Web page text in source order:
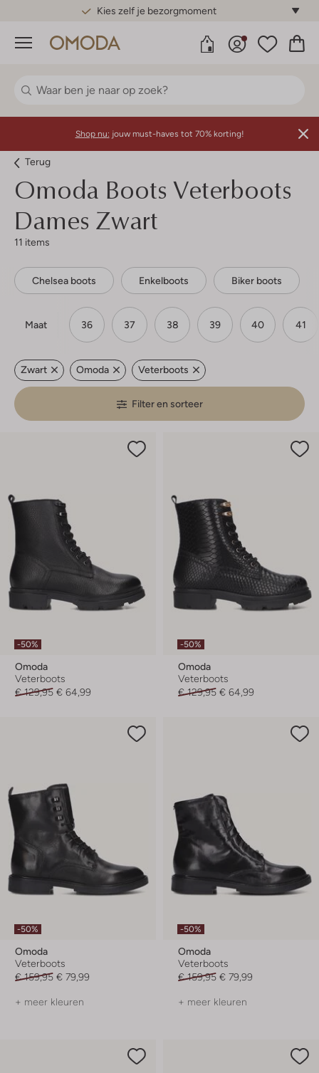
Kies zelf je bezorgmoment
Menu
Shop nu: jouw must-haves tot 70% korting!
Terug
Omoda Boots Veterboots
Dames Zwart
11 items
Chelsea boots Enkelboots Biker boots
Maat 36 37 38 39 40 41
Zwart Omoda Veterboots
Filter en sorteer
-50%
Omoda
Veterboots
€ 129,95 € 64,99
-50%
Omoda
Veterboots
€ 129,95 € 64,99
-50%
Omoda
Veterboots
€ 159,95 € 79,99
+ meer kleuren
-50%
Omoda
Veterboots
€ 159,95 € 79,99
+ meer kleuren